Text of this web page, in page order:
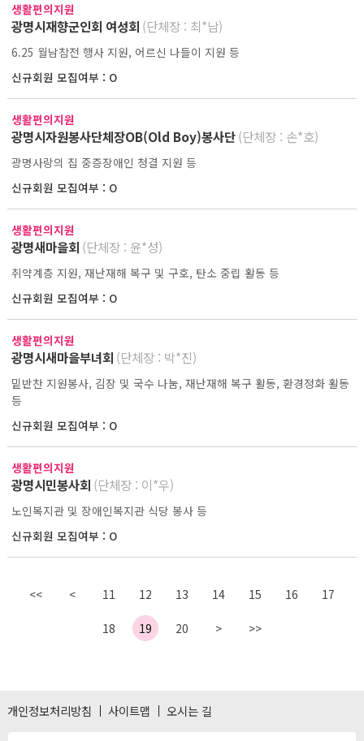
생활편의지원
광명시재향군인회 여성회 (단체장 : 최*남)
6.25 월남참전 행사 지원, 어르신 나들이 지원 등
신규회원 모집여부 : O
생활편의지원
광명시자원봉사단체장OB(Old Boy)봉사단(단체장 : 손*호)
광명사랑의 집 중증장애인 청결 지원 등
신규회원 모집여부 : O
생활편의지원
광명새마을회 (단체장 : 윤*성)
취약계층 지원, 재난재해 복구 및 구호, 탄소 중립 활동 등
신규회원 모집여부 : O
생활편의지원
광명시새마을부녀회 (단체장 : 박*진)
밑반찬 지원봉사, 김장 및 국수 나눔, 재난재해 복구 활동, 환경정화 활동
등
신규회원 모집여부 : O
생활편의지원
광명시민봉사회 (단체장 : 이*우)
노인복지관 및 장애인복지관 식당 봉사 등
신규회원 모집여부 : O
<< < 11 12 13 14 15 16 17
18 19 20 > >>
개인정보처리방침 사이트맵 오시는 길